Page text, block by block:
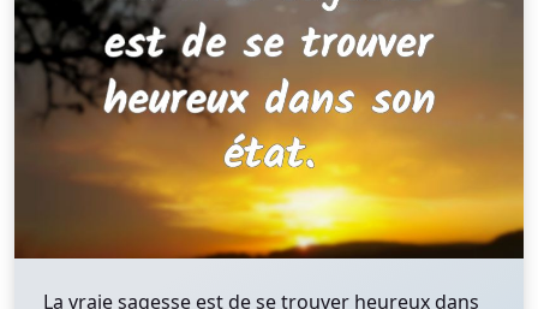
La vraie sagesse est de se trouver heureux dans